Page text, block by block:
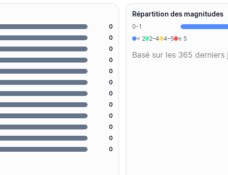
0
0
0
0
0
0
0
0
0
0
0
0
Répartition des magnitudes
0-1
< 2
2–4 4–5 ≥ 5
Basé sur les 365 derniers